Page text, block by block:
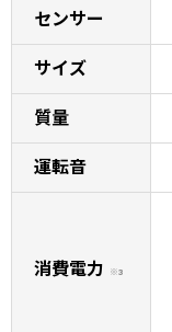
センサー
サイズ
質量
運転音
消費電力 ※3